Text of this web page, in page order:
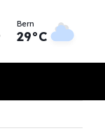
Bern
29°C